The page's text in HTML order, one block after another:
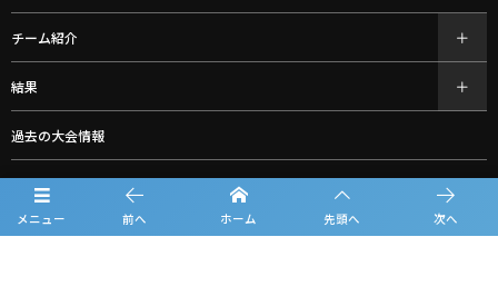
メニュー 前へ ホーム 先頭へ 次へ
チーム紹介
結果
過去の大会情報
フォトギャラリー
お知らせ